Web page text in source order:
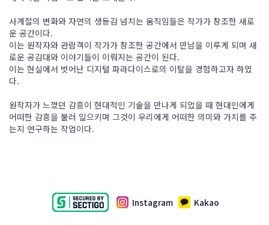
사계절의 변화와 자연의 생동감 넘치는 움직임들은 작가가 창조한 새로
운 공간이다.
이는 원작자와 관람객이 작가가 창조한 공간에서 만남을 이루게 되며 새
로운 공감대와 이야기들이 이뤄지는 공간이 된다.
이는 현실에서 벗어난 디지털 파라다이스로의 이탈을 경험하고자 하였
다.
원작자가 느꼈던 감흥이 현대적인 기술을 만나게 되었을 때 현대인에게
어떠한 감흥을 불러 일으키며 그것이 우리에게 어떠한 의미와 가치를 주
는지 연구하는 작업이다.
Instagram Kakao